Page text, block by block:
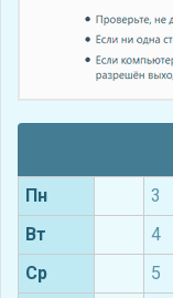
Пн 3
Вт
4
Ср
5